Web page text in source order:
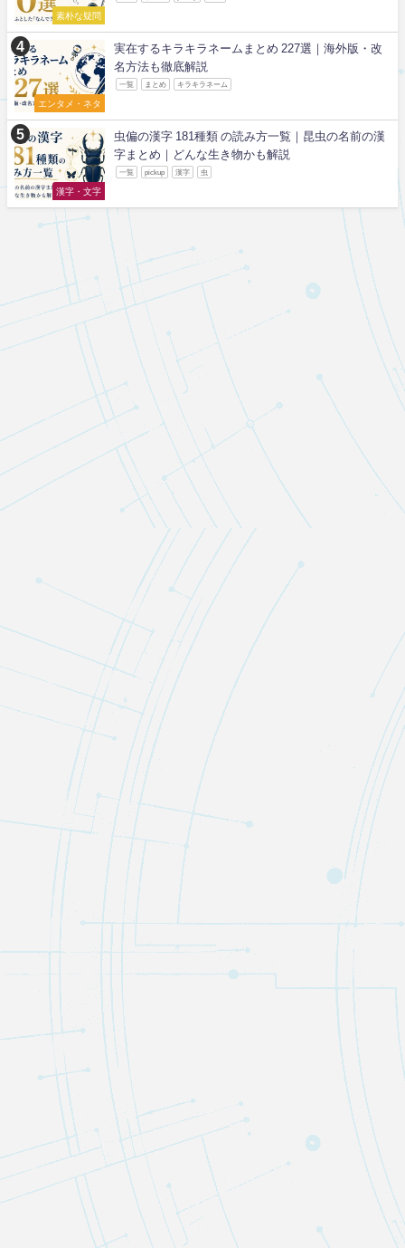
素朴な疑問
エンタメ・ネタ
実在するキラキラネームまとめ 227選｜海外版・改
名方法も徹底解説
一覧 まとめ キラキラネーム
漢字・文字
虫偏の漢字 181種類 の読み方一覧｜昆虫の名前の漢
字まとめ｜どんな生き物かも解説
一覧 pickup 漢字 虫